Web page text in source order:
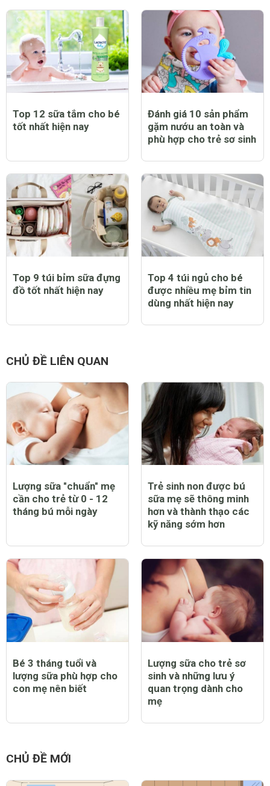
Top 12 sữa tắm cho bé
tốt nhất hiện nay
Đánh giá 10 sản phẩm
gặm nướu an toàn và
phù hợp cho trẻ sơ sinh
Top 9 túi bỉm sữa đựng
đồ tốt nhất hiện nay
Top 4 túi ngủ cho bé
được nhiều mẹ bỉm tin
dùng nhất hiện nay
CHỦ ĐỀ LIÊN QUAN
Lượng sữa "chuẩn" mẹ
cần cho trẻ từ 0 - 12
tháng bú mỗi ngày
Trẻ sinh non được bú
sữa mẹ sẽ thông minh
hơn và thành thạo các
kỹ năng sớm hơn
Bé 3 tháng tuổi và
lượng sữa phù hợp cho
con mẹ nên biết
Lượng sữa cho trẻ sơ
sinh và những lưu ý
quan trọng dành cho
mẹ
CHỦ ĐỀ MỚI